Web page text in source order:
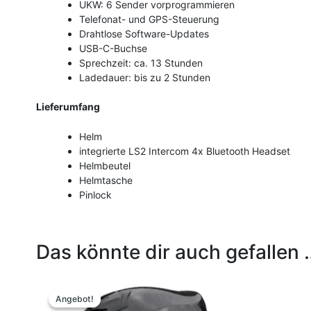
UKW: 6 Sender vorprogrammieren
Telefonat- und GPS-Steuerung
Drahtlose Software-Updates
USB-C-Buchse
Sprechzeit: ca. 13 Stunden
Ladedauer: bis zu 2 Stunden
Lieferumfang
Helm
integrierte LS2 Intercom 4x Bluetooth Headset
Helmbeutel
Helmtasche
Pinlock
Das könnte dir auch gefallen
Angebot!
Angebot!
war:
Preis
ist:
Dieses
Produkt